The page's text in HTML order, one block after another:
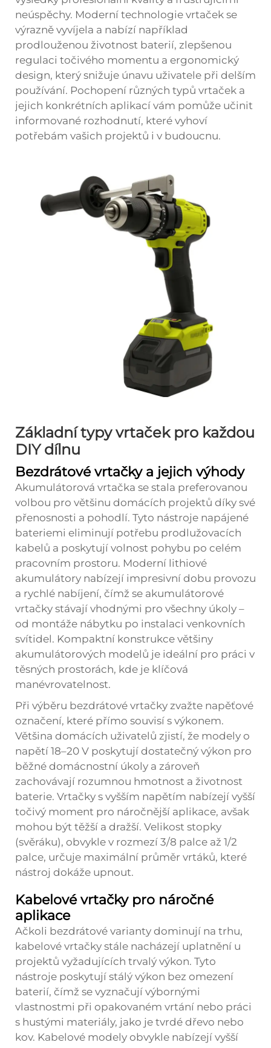
neúspěchy. Moderní technologie vrtaček se
výrazně vyvíjela a nabízí například
prodlouženou životnost baterií, zlepšenou
regulaci točivého momentu a ergonomický
design, který snižuje únavu uživatele při delším
používání. Pochopení různých typů vrtaček a
jejich konkrétních aplikací vám pomůže učinit
informované rozhodnutí, které vyhoví
potřebám vašich projektů i v budoucnu.
Základní typy vrtaček pro každou
DIY dílnu
Bezdrátové vrtačky a jejich výhody
Akumulátorová vrtačka se stala preferovanou
volbou pro většinu domácích projektů díky své
přenosnosti a pohodlí. Tyto nástroje napájené
bateriemi eliminují potřebu prodlužovacích
kabelů a poskytují volnost pohybu po celém
pracovním prostoru. Moderní lithiové
akumulátory nabízejí impresivní dobu provozu
a rychlé nabíjení, čímž se akumulátorové
vrtačky stávají vhodnými pro všechny úkoly –
od montáže nábytku po instalaci venkovních
svítidel. Kompaktní konstrukce většiny
akumulátorových modelů je ideální pro práci v
těsných prostorách, kde je klíčová
manévrovatelnost.
Při výběru bezdrátové vrtačky zvažte napěťové
označení, které přímo souvisí s výkonem.
Většina domácích uživatelů zjistí, že modely o
napětí 18–20 V poskytují dostatečný výkon pro
běžné domácnostní úkoly a zároveň
zachovávají rozumnou hmotnost a životnost
baterie. Vrtačky s vyšším napětím nabízejí vyšší
točivý moment pro náročnější aplikace, avšak
mohou být těžší a dražší. Velikost stopky
(svěráku), obvykle v rozmezí 3/8 palce až 1/2
palce, určuje maximální průměr vrtáků, které
nástroj dokáže upnout.
Kabelové vrtačky pro náročné
aplikace
Ačkoli bezdrátové varianty dominují na trhu,
kabelové vrtačky stále nacházejí uplatnění u
projektů vyžadujících trvalý výkon. Tyto
nástroje poskytují stálý výkon bez omezení
baterií, čímž se vyznačují výbornými
vlastnostmi při opakovaném vrtání nebo práci
s hustými materiály, jako je tvrdé dřevo nebo
kov. Kabelové modely obvykle nabízejí vyšší